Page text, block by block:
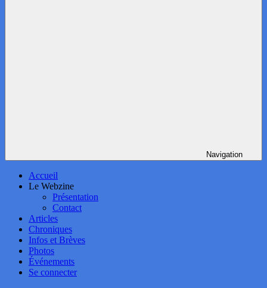
Navigation
Accueil
Le Webzine
Présentation
Contact
Articles
Chroniques
Infos et Brèves
Photos
Événements
Se connecter